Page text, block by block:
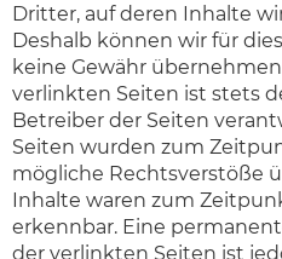
Dritter, auf deren Inhalte
Deshalb können wir für
keine Gewähr
verlinkten Seiten ist stets
Betreiber der Seiten
Seiten wurden zum
mögliche Rechtsverstöße
Inhalte waren zum
erkennbar. Eine
der verlinkten Seiten ist